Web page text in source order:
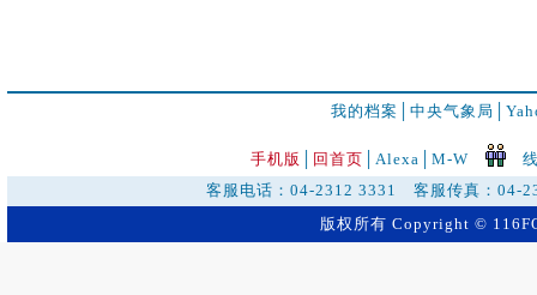
我的档案 中央气象局
手机版 回首页 Alexa│ M-W
客服电话：04-2312 3331 客服传真：
版权所有 Copyright ©